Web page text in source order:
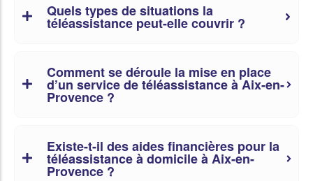
Quels types de situations la
téléassistance peut-elle couvrir ?
Comment se déroule la mise en place
d’un service de téléassistance à Aix-en-
Provence ?
Existe-t-il des aides financières pour la
téléassistance à domicile à Aix-en-
Provence ?